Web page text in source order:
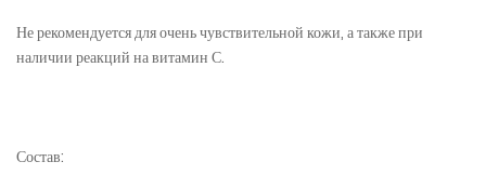
Не рекомендуется для очень чувствительной кожи, а также при
наличии реакций на витамин С.
Состав: